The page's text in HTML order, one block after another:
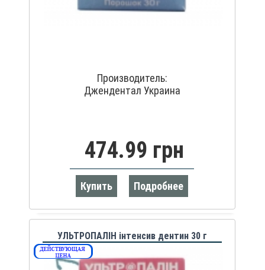
Производитель:
Джендентал Украина
474.99 грн
Купить Подробнее
УЛЬТРОПАЛІН інтенсив дентин 30 г